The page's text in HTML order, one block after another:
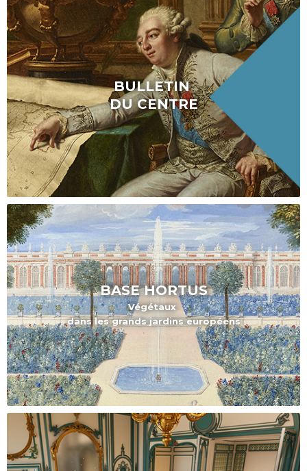
BULLETIN
DU CENTRE
BASE HORTUS
Végétaux
dans les grands jardins européens